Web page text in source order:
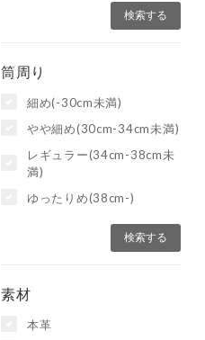
筒周り
細め(-30cm未満)
やや細め(30cm-34cm未満)
レギュラー(34cm-38cm未
満)
ゆったりめ(38cm-)
素材
本革